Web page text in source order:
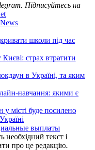
Підписуйтесь на
школи під час
страх втратити
в Україні, та яким
навчання: якими є
місті буде посилено
выплаты
необхідний текст і
про це редакцію.